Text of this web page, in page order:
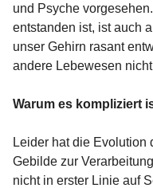
und Psyche
entstanden ist, ist auch
unser Gehirn rasant
andere Lebewesen
Warum es kompliziert
Leider hat die
Gebilde zur
nicht in erster Linie auf